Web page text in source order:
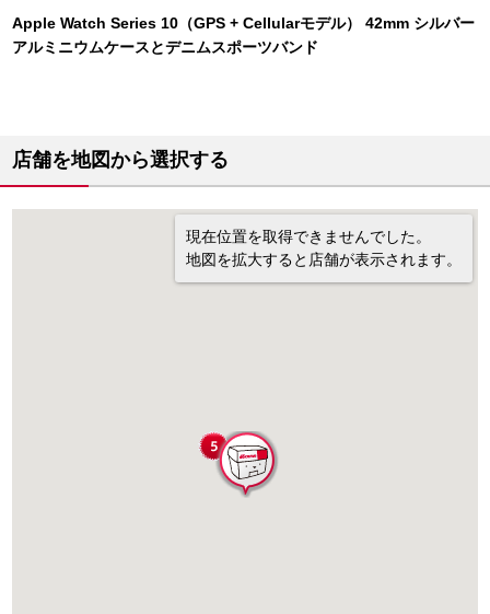
Apple Watch Series 10（GPS + Cellularモデル） 42mm シルバー
アルミニウムケースとデニムスポーツバンド
店舗を地図から選択する
現在位置を取得できませんでした。
地図を拡大すると店舗が表示されます。